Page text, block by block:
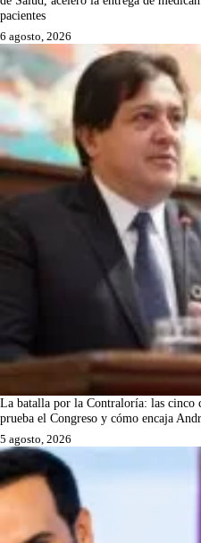
pacientes
6 agosto, 2026
La batalla por la Contraloría: las cinco
prueba el Congreso y cómo encaja
5 agosto, 2026